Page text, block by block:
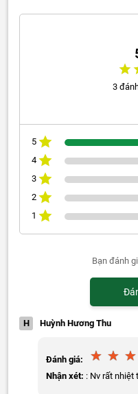
3
5
4
3
2
1
Bạn đánh
H Huỳnh Hương Thu
Đánh giá:
Nhận xét: : Nv rất nhiệt